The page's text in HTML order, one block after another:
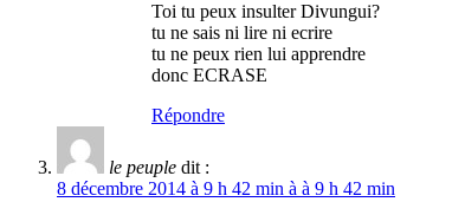
Toi tu peux insulter Divungui?
tu ne sais ni lire ni ecrire
tu ne peux rien lui apprendre
donc ECRASE
Répondre
le peuple dit :
8 décembre 2014 à 9 h 42 min à à 9 h 42 min